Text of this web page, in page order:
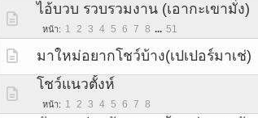
ไอ้บวบ รวบรวมงาน (เอากะเขามั่ง)
หน้า 1 2 3 4 5 6 7 8 ... 51
มาใหม่อยากโชว์บ้าง(เปเปอร์มาเช่)
โชว์แนวตั้งห์
หน้า 1 2 3 4 5 6 7 8